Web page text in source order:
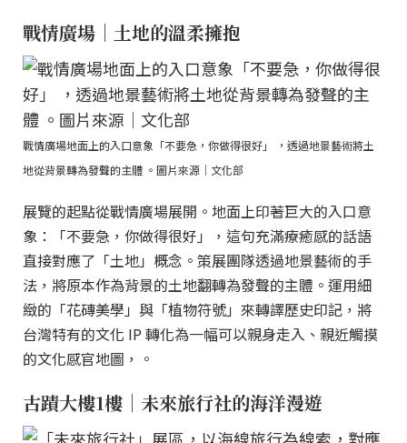
戰情廣場｜土地的溫柔擁抱
戰情廣場地面上的入口意象「不要急，你做得很好」 ，透過地景藝術將土
地從背景轉為發聲的主體 。圖片來源｜文化部
展覽的起點從戰情廣場展開。地面上印著巨大的入口意
象：「不要急，你做得很好」，這句充滿療癒感的話語
直接對應了「土地」概念。策展團隊透過地景藝術的手
法，將原本作為背景的土地翻轉為發聲的主體。運用細
緻的「花磚美學」與「植物符號」來轉譯歷史印記，將
台灣特有的文化 IP 轉化為一幅可以親身走入、親近觸摸
的文化感官地圖，。
古蹟大樓1樓｜未來旅行社的海洋漫遊